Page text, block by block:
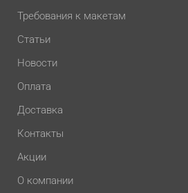
Требования к макетам
Статьи
Новости
Оплата
Доставка
Контакты
Акции
О компании